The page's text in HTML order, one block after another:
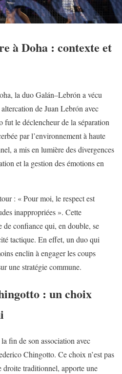
à Doha : contexte et
la duo Galán–Lebrón a vécu
de Juan Lebrón avec
le déclencheur de la séparation
par l’environnement à haute
a mis en lumière des divergences
et la gestion des émotions en
: « Pour moi, le respect est
inappropriées ». Cette
de confiance qui, en double, se
tactique. En effet, un duo qui
enclin à engager les coups
une stratégie commune.
: un choix
fin de son association avec
Chingotto. Ce choix n’est pas
traditionnel, apporte une